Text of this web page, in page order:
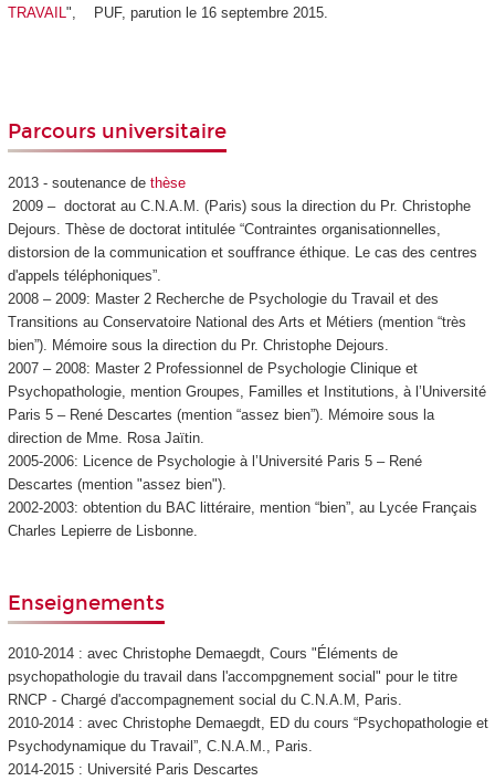
TRAVAIL", PUF, parution le 16 septembre 2015.
Parcours universitaire
2013 - soutenance de thèse
2009 – doctorat au C.N.A.M. (Paris) sous la direction du Pr. Christophe
Dejours. Thèse de doctorat intitulée “Contraintes organisationnelles,
distorsion de la communication et souffrance éthique. Le cas des centres
d'appels téléphoniques”.
2008 – 2009: Master 2 Recherche de Psychologie du Travail et des
Transitions au Conservatoire National des Arts et Métiers (mention “très
bien”). Mémoire sous la direction du Pr. Christophe Dejours.
2007 – 2008: Master 2 Professionnel de Psychologie Clinique et
Psychopathologie, mention Groupes, Familles et Institutions, à l’Université
Paris 5 – René Descartes (mention “assez bien”). Mémoire sous la
direction de Mme. Rosa Jaïtin.
2005-2006: Licence de Psychologie à l’Université Paris 5 – René
Descartes (mention "assez bien").
2002-2003: obtention du BAC littéraire, mention “bien”, au Lycée Français
Charles Lepierre de Lisbonne.
Enseignements
2010-2014 : avec Christophe Demaegdt, Cours "Éléments de
psychopathologie du travail dans l'accompgnement social" pour le titre
RNCP - Chargé d'accompagnement social du C.N.A.M, Paris.
2010-2014 : avec Christophe Demaegdt, ED du cours “Psychopathologie et
Psychodynamique du Travail”, C.N.A.M., Paris.
2014-2015 : Université Paris Descartes